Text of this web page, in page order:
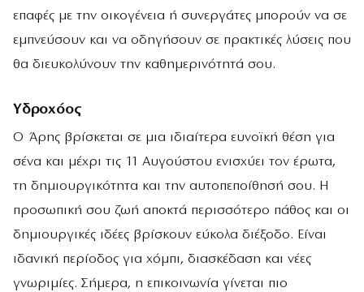
επαφές με την οικογένεια ή συνεργάτες μπορούν να σε
εμπνεύσουν και να οδηγήσουν σε πρακτικές λύσεις που
θα διευκολύνουν την καθημερινότητά σου.
Υδροχόος
Ο Άρης βρίσκεται σε μια ιδιαίτερα ευνοϊκή θέση για
σένα και μέχρι τις 11 Αυγούστου ενισχύει τον έρωτα,
τη δημιουργικότητα και την αυτοπεποίθησή σου. Η
προσωπική σου ζωή αποκτά περισσότερο πάθος και οι
δημιουργικές ιδέες βρίσκουν εύκολα διέξοδο. Είναι
ιδανική περίοδος για χόμπι, διασκέδαση και νέες
γνωριμίες. Σήμερα, η επικοινωνία γίνεται πιο